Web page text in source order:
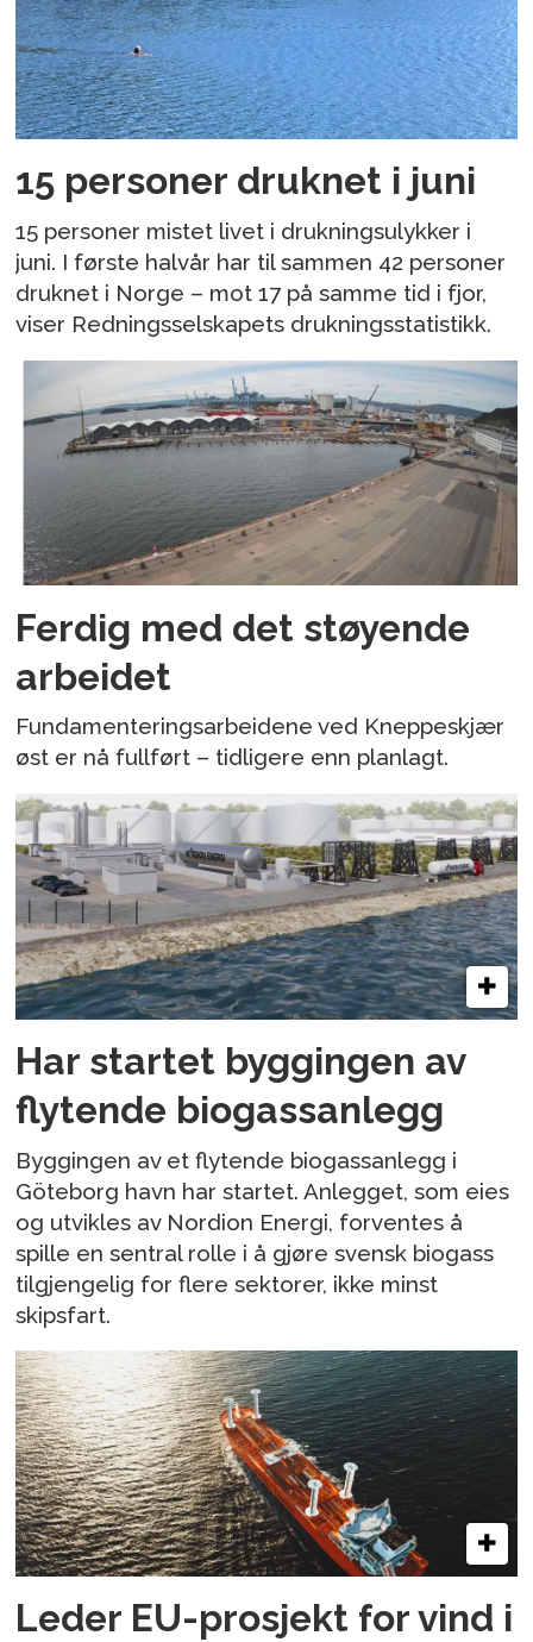
15 personer druknet i juni
15 personer mistet livet i drukningsulykker i
juni. I første halvår har til sammen 42 personer
druknet i Norge – mot 17 på samme tid i fjor,
viser Redningsselskapets drukningsstatistikk.
Ferdig med det støyende
arbeidet
Fundamenteringsarbeidene ved Kneppeskjær
øst er nå fullført – tidligere enn planlagt.
Har startet byggingen av
flytende biogassanlegg
Byggingen av et flytende biogassanlegg i
Göteborg havn har startet. Anlegget, som eies
og utvikles av Nordion Energi, forventes å
spille en sentral rolle i å gjøre svensk biogass
tilgjengelig for flere sektorer, ikke minst
skipsfart.
Leder EU-prosjekt for vind i